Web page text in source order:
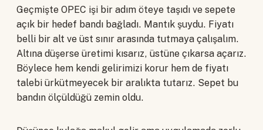
Geçmişte OPEC işi bir adım öteye taşıdı ve sepete
açık bir hedef bandı bağladı. Mantık şuydu. Fiyatı
belli bir alt ve üst sınır arasında tutmaya çalışalım.
Altına düşerse üretimi kısarız, üstüne çıkarsa açarız.
Böylece hem kendi gelirimizi korur hem de fiyatı
talebi ürkütmeyecek bir aralıkta tutarız. Sepet bu
bandın ölçüldüğü zemin oldu.